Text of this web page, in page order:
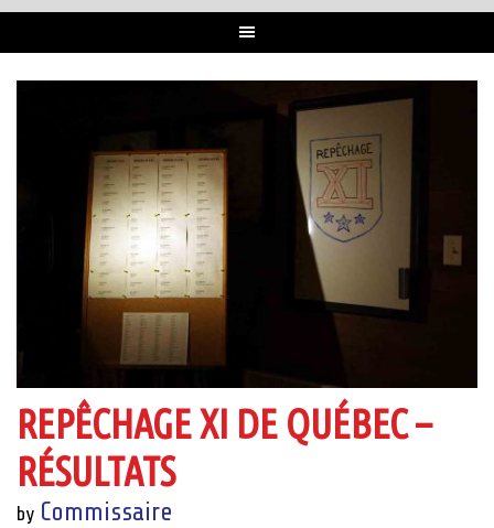
REPÊCHAGE XI DE QUÉBEC –
RÉSULTATS
by Commissaire